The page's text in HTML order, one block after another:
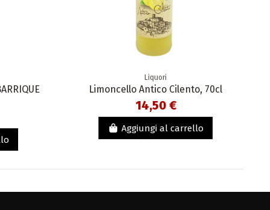
Liquori
Limoncello Antico Cilento, 70cl
14,50 €
Aggiungi al carrello